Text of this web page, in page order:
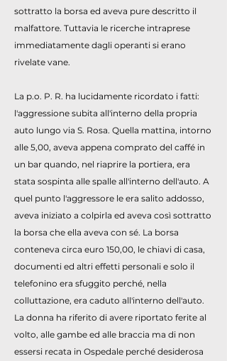
sottratto la borsa ed aveva pure descritto il
malfattore. Tuttavia le ricerche intraprese
immediatamente dagli operanti si erano
rivelate vane.
La p.o. P. R. ha lucidamente ricordato i fatti:
l'aggressione subita all'interno della propria
auto lungo via S. Rosa. Quella mattina, intorno
alle 5,00, aveva appena comprato del caffé in
un bar quando, nel riaprire la portiera, era
stata sospinta alle spalle all'interno dell'auto. A
quel punto l'aggressore le era salito addosso,
aveva iniziato a colpirla ed aveva così sottratto
la borsa che ella aveva con sé. La borsa
conteneva circa euro 150,00, le chiavi di casa,
documenti ed altri effetti personali e solo il
telefonino era sfuggito perché, nella
colluttazione, era caduto all'interno dell'auto.
La donna ha riferito di avere riportato ferite al
volto, alle gambe ed alle braccia ma di non
essersi recata in Ospedale perché desiderosa